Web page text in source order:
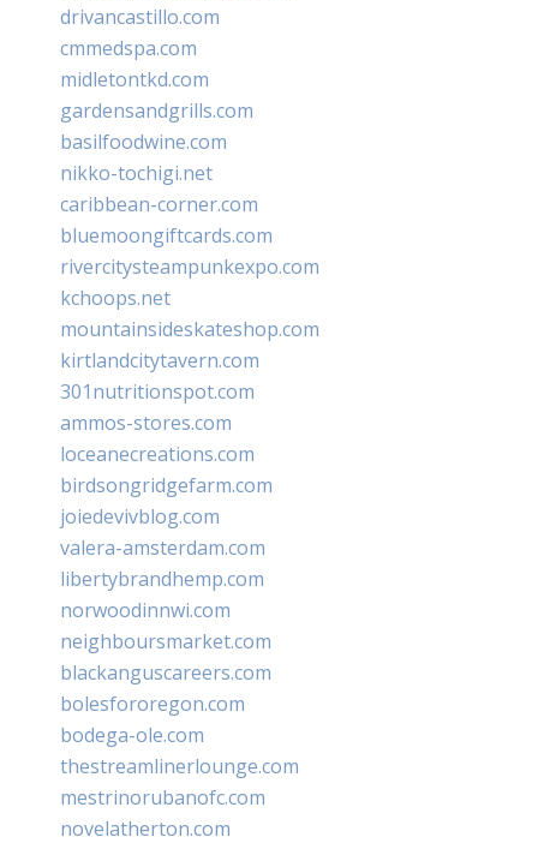
drivancastillo.com
cmmedspa.com
midletontkd.com
gardensandgrills.com
basilfoodwine.com
nikko-tochigi.net
caribbean-corner.com
bluemoongiftcards.com
rivercitysteampunkexpo.com
kchoops.net
mountainsideskateshop.com
kirtlandcitytavern.com
301nutritionspot.com
ammos-stores.com
loceanecreations.com
birdsongridgefarm.com
joiedevivblog.com
valera-amsterdam.com
libertybrandhemp.com
norwoodinnwi.com
neighboursmarket.com
blackanguscareers.com
bolesfororegon.com
bodega-ole.com
thestreamlinerlounge.com
mestrinorubanofc.com
novelatherton.com